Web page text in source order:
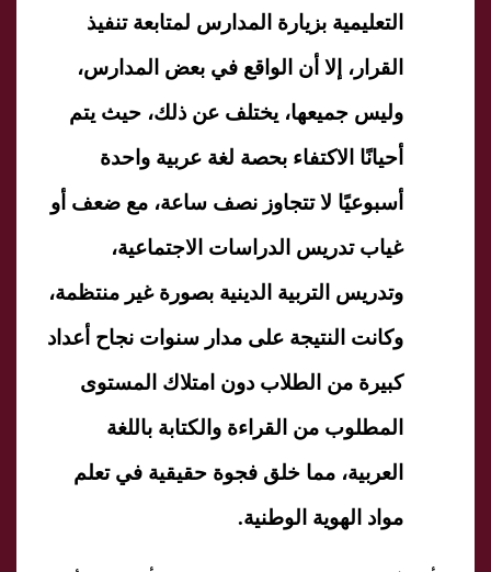
التعليمية بزيارة المدارس لمتابعة تنفيذ
القرار، إلا أن الواقع في بعض المدارس،
وليس جميعها، يختلف عن ذلك، حيث يتم
أحيانًا الاكتفاء بحصة لغة عربية واحدة
أسبوعيًا لا تتجاوز نصف ساعة، مع ضعف أو
غياب تدريس الدراسات الاجتماعية،
وتدريس التربية الدينية بصورة غير منتظمة،
وكانت النتيجة على مدار سنوات نجاح أعداد
كبيرة من الطلاب دون امتلاك المستوى
المطلوب من القراءة والكتابة باللغة
العربية، مما خلق فجوة حقيقية في تعلم
مواد الهوية الوطنية.